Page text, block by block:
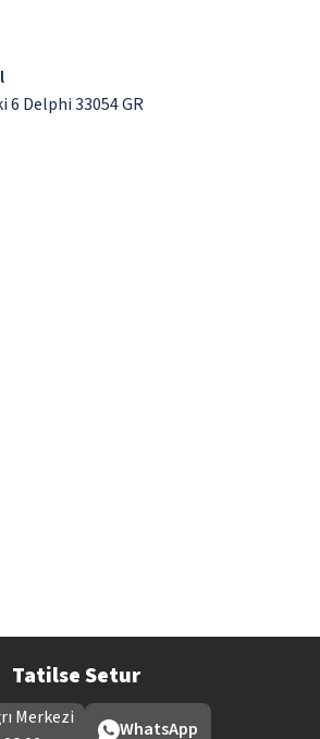
6 Delphi 33054 GR
Tatilse Setur
Merkezi
WhatsApp